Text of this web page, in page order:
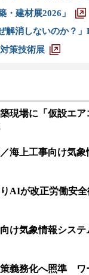
・建材展2026」
解消しないのか？
策技術展
現場に「仮設エ
海上工事向け気
AIが改正労働安
け気象情報シス
義務化へ照準 ワ